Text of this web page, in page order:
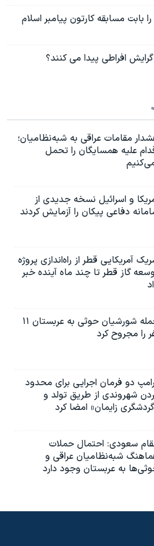
بابت مسابقه کارتون پیامبر اسلام
افراطی پیدا می کنند؟
مقامات عراقی به شبه‌نظامیان؛
علیه همسایگان را تحمل
و اسرائیل نسخه جدیدی از
دفاعی پیکان را آزمایش کردند
آمریکایی قطر از راه‌اندازی پروژه
گاز قطر تا چند ماه آینده خبر
حمله شورشیان حوثی به عربستان ۱۱
را مجروح کرد
دو فرمان اجرایی برای محدود
شهروندی از طریق تولد و
زایمان» امضا کرد
سعودی: احتمال حملات
شبه‌نظامیان عراقی و
به عربستان وجود دارد